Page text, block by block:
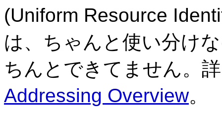
(Uniform Resource
は、ちゃんと使い分け
ちんとできてません。
Addressing Overview。